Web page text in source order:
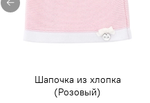
Шапочка из хлопка
(Розовый)